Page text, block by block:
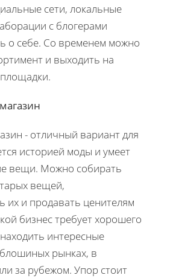
сети, локальные
с блогерами
о себе. Со временем можно
и выходить на
- отличный вариант для
историей моды и умеет
вещи. Можно собирать
вещей,
их и продавать ценителям
бизнес требует хорошего
интересные
рынках, в
за рубежом. Упор стоит